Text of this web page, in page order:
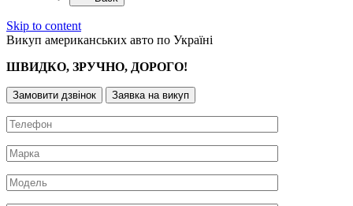
Skip to content
Викуп американських авто по Україні
ШВИДКО, ЗРУЧНО, ДОРОГО!
Замовити дзвінок Заявка на викуп